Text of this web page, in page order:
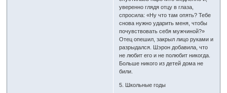
уверенно глядя отцу в глаза,
спросила: «Ну что там опять? Тебе
снова нужно ударить меня, чтобы
почувствовать себя мужчиной?»
Отец опешил, закрыл лицо руками и
разрыдался. Шэрон добавила, что
не любит его и не полюбит никогда.
Больше никого из детей дома не
били.
5. Школьные годы